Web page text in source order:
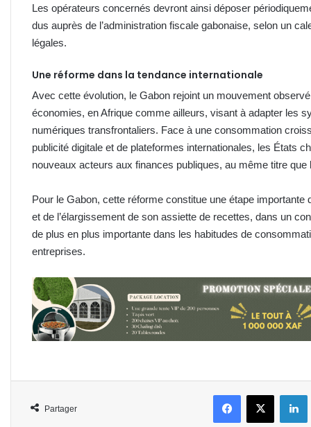
Les opérateurs concernés devront ainsi déposer
dus auprès de l’administration fiscale gabonaise, selon un
légales.
Une réforme dans la tendance internationale
Avec cette évolution, le Gabon rejoint un mouvement
économies, en Afrique comme ailleurs, visant à adapter les
numériques transfrontaliers. Face à une consommation
publicité digitale et de plateformes internationales, les États
nouveaux acteurs aux finances publiques, au même titre
Pour le Gabon, cette réforme constitue une étape
et de l’élargissement de son assiette de recettes, dans un
de plus en plus importante dans les habitudes de
entreprises.
Partager
FacebookX